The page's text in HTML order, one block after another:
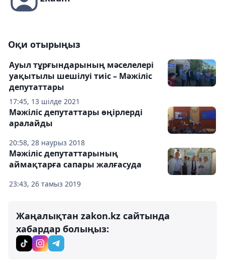
Оқи отырыңыз
17:45, 13 шілде 2021
Ауыл тұрғындарының мәселелері
уақытылы шешілуі тиіс – Мәжіліс
депутаттары
20:58, 28 наурыз 2018
Мәжіліс депутаттары өңірлерді
аралайды
23:43, 26 тамыз 2019
Мәжіліс депутаттарының
аймақтарға сапары жалғасуда
Жаңалықтан zakon.kz сайтында
хабардар болыңыз: